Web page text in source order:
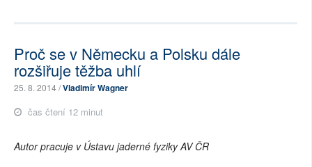
Proč se v Německu a Polsku dále
rozšiřuje těžba uhlí
25. 8. 2014 /Vladimír Wagner
čas čtení 12 minut
Autor pracuje v Ústavu jaderné fyziky AV ČR